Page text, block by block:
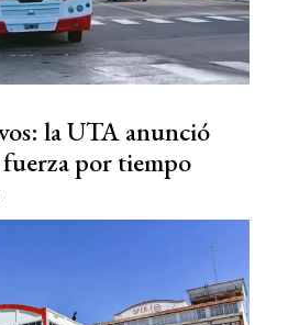
la UTA anunció
por tiempo